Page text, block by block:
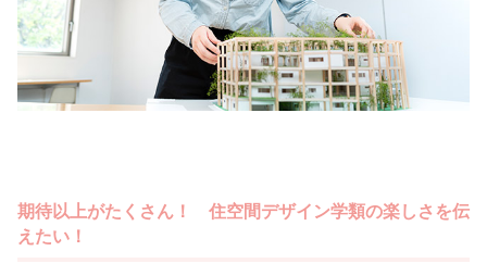
期待以上がたくさん！ 住空間デザイン学類の楽しさを伝
えたい！